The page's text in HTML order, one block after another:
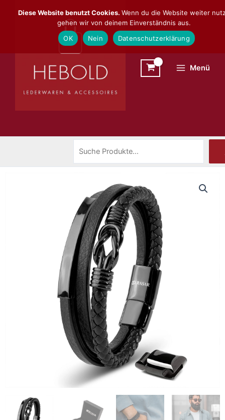
Inhalt
Menü
Diese Website benutzt Cookies. Wenn du die Website weiter
gehen wir von deinem Einverständnis aus.
OK
Nein Datenschutzerklärung